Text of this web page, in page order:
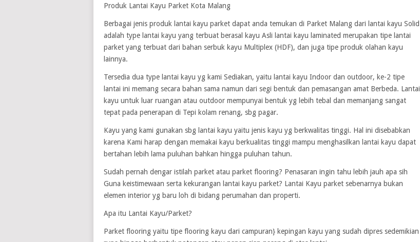
Produk Lantai Kayu Parket Kota Malang
Berbagai jenis produk lantai kayu parket dapat anda temukan di Parket Malang dari lantai kayu Solid
adalah type lantai kayu yang terbuat berasal kayu Asli lantai kayu laminated merupakan tipe lantai
parket yang terbuat dari bahan serbuk kayu Multiplex (HDF), dan juga tipe produk olahan kayu
lainnya.
Tersedia dua type lantai kayu yg kami Sediakan, yaitu lantai kayu Indoor dan outdoor, ke-2 tipe
lantai ini memang secara bahan sama namun dari segi bentuk dan pemasangan amat Berbeda. Lantai
kayu untuk luar ruangan atau outdoor mempunyai bentuk yg lebih tebal dan memanjang sangat
tepat pada penerapan di Tepi kolam renang, sbg pagar.
Kayu yang kami gunakan sbg lantai kayu yaitu jenis kayu yg berkwalitas tinggi. Hal ini disebabkan
karena Kami harap dengan memakai kayu berkualitas tinggi mampu menghasilkan lantai kayu dapat
bertahan lebih lama puluhan bahkan hingga puluhan tahun.
Sudah pernah dengar istilah parket atau parket flooring? Penasaran ingin tahu lebih jauh apa sih
Guna keistimewaan serta kekurangan lantai kayu parket? Lantai Kayu parket sebenarnya bukan
elemen interior yg baru loh di bidang perumahan dan properti.
Apa itu Lantai Kayu/Parket?
Parket flooring yaitu tipe flooring kayu dari campuran} kepingan kayu yang sudah dipres sedemikian